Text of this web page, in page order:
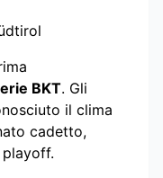
BKT. Gli
il clima
cadetto,